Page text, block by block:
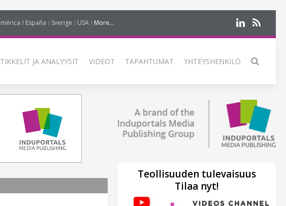
/ España Sverige USA More...
JA ANALYYSIT VIDEOT TAPAHTUMAT YHTEYSHENKILÖ
Teollisuuden tulevaisuus
Tilaa nyt!